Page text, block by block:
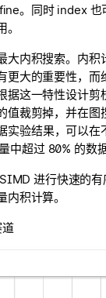
。同时 index 也
大内积搜索。内积
更大的重要性，而
据这一特性设计剪
值裁剪掉，并在图
实验结果，可以在
中超过 80% 的数
进行快速的
积计算。